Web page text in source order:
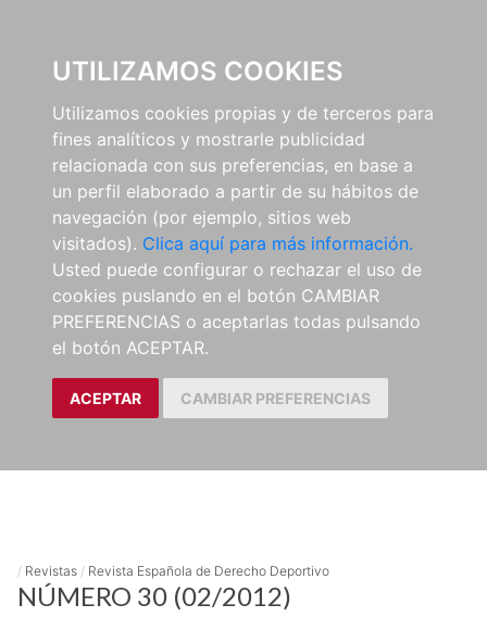
UTILIZAMOS COOKIES
Utilizamos cookies propias y de terceros para
fines analíticos y mostrarle publicidad
relacionada con sus preferencias, en base a
un perfil elaborado a partir de su hábitos de
navegación (por ejemplo, sitios web
visitados). Clica aquí para más información.
Usted puede configurar o rechazar el uso de
cookies puslando en el botón CAMBIAR
PREFERENCIAS o aceptarlas todas pulsando
el botón ACEPTAR.
ACEPTAR CAMBIAR PREFERENCIAS
/ Revistas / Revista Española de Derecho Deportivo
NÚMERO 30 (02/2012)